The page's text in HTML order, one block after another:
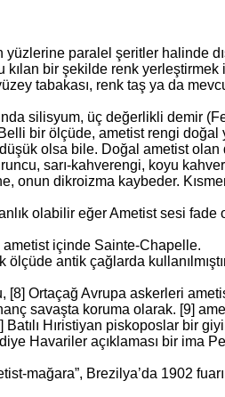
paralel şeritler halinde
kılan bir şekilde renk yerleştirmek
tabakası, renk taş ya da
silisyum, üç değerlikli demir
bir ölçüde, ametist rengi doğal
olsa bile. Doğal ametist olan
sarı-kahverengi, koyu
onun dikroizma kaybeder.
olabilir eğer Ametist sesi fade
içinde Sainte-Chapelle.
ölçüde antik çağlarda
[8] Ortaçağ Avrupa askerleri
savaşta koruma olarak. [9]
Hıristiyan piskoposlar bir
Havariler açıklaması bir ima
mağara”, Brezilya’da 1902